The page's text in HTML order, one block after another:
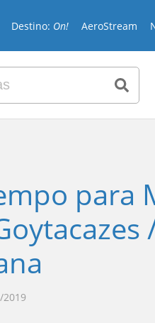
Destino: On! AeroStream
para
2019